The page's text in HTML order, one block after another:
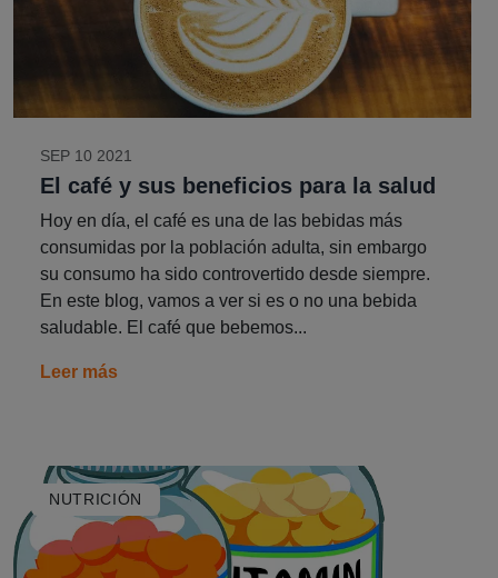
SEP 10 2021
El café y sus beneficios para la salud
Hoy en día, el café es una de las bebidas más
consumidas por la población adulta, sin embargo
su consumo ha sido controvertido desde siempre.
En este blog, vamos a ver si es o no una bebida
saludable. El café que bebemos...
Leer más
NUTRICIÓN